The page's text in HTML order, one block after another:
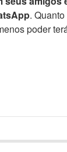
.
poder